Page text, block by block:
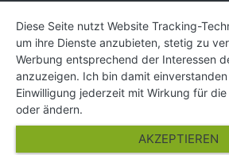
KONTAKT
Impressum
Hilfe und Kontakt
Partner
Presse
Über Uns
Diese Seite nutzt Website Tracking-
um ihre Dienste anzubieten, stetig zu
Werbung entsprechend der Interessen
anzuzeigen. Ich bin damit
Einwilligung jederzeit mit Wirkung für
oder ändern.
AKZEPTIEREN